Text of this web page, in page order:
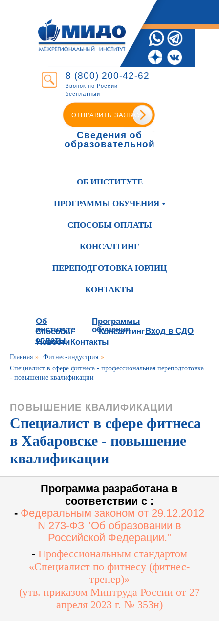
8 (800) 200-42-62
Звонок по России
бесплатный
ОТПРАВИТЬ ЗАЯВКУ
Сведения об
образовательной
ОБ ИНСТИТУТЕ
ПРОГРАММЫ ОБУЧЕНИЯ
СПОСОБЫ ОПЛАТЫ
КОНСАЛТИНГ
ПЕРЕПОДГОТОВКА ЮРЛИЦ
КОНТАКТЫ
Об
институте
Программы
обучения
Способы
оплаты
Консалтинг
Новости
Вход в СДО
Контакты
Главная » Фитнес-индустрия »
Специалист в сфере фитнеса - профессиональная переподготовка
- повышение квалификации
ПОВЫШЕНИЕ КВАЛИФИКАЦИИ
Специалист в сфере фитнеса
в Хабаровске - повышение
квалификации
Программа разработана в
соответствии с :
- Федеральным законом от 29.12.2012
N 273-ФЗ "Об образовании в
Российской Федерации."
- Профессиональным стандартом
«Специалист по фитнесу (фитнес-
тренер)»
(утв. приказом Минтруда России от 27
апреля 2023 г. № 353н)